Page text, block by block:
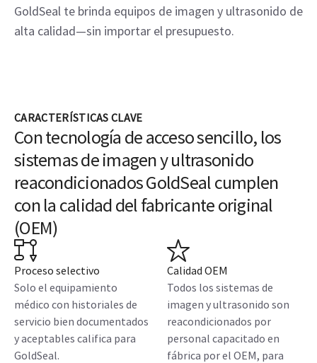
GoldSeal te brinda equipos de imagen y ultrasonido de
alta calidad—sin importar el presupuesto.
CARACTERÍSTICAS CLAVE
Con tecnología de acceso sencillo, los
sistemas de imagen y ultrasonido
reacondicionados GoldSeal cumplen
con la calidad del fabricante original
(OEM)
Proceso selectivo
Solo el equipamiento
médico con historiales de
servicio bien documentados
y aceptables califica para
GoldSeal.
Calidad OEM
Todos los sistemas de
imagen y ultrasonido son
reacondicionados por
personal capacitado en
fábrica por el OEM, para